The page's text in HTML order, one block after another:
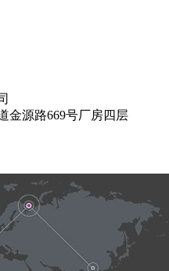
金源路669号厂房四层